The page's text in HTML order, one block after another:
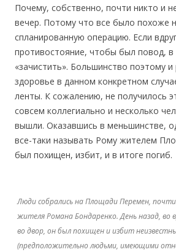
Почему, собственно, почти никто и
вечер. Потому что все было похоже
спланированную операцию. Если
противостояние, чтобы был повод, в
«зачистить». Большинство поэтому
здоровье в данном конкретном
ленты. К сожалению, не получилось
совсем коллегиально и несколько
вышли. Оказавшись в меньшинстве,
все-таки называть Рому жителем
был похищен, избит, и в итоге погиб.
Люди собрались на Площади Перемен,
жителя Романа Бондаренко. День назад, во
во двор, он был похищен и избит
(предположительно людьми, имеющими